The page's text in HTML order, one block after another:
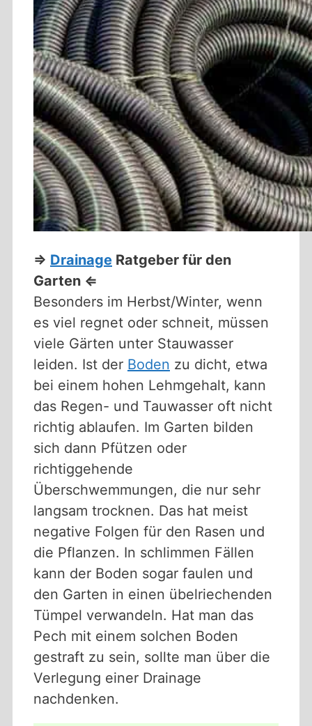
⇒ Drainage Ratgeber für den
Garten ⇐
Besonders im Herbst/Winter, wenn
es viel regnet oder schneit, müssen
viele Gärten unter Stauwasser
leiden. Ist der Boden zu dicht, etwa
bei einem hohen Lehmgehalt, kann
das Regen- und Tauwasser oft nicht
richtig ablaufen. Im Garten bilden
sich dann Pfützen oder
richtiggehende
Überschwemmungen, die nur sehr
langsam trocknen. Das hat meist
negative Folgen für den Rasen und
die Pflanzen. In schlimmen Fällen
kann der Boden sogar faulen und
den Garten in einen übelriechenden
Tümpel verwandeln. Hat man das
Pech mit einem solchen Boden
gestraft zu sein, sollte man über die
Verlegung einer Drainage
nachdenken.